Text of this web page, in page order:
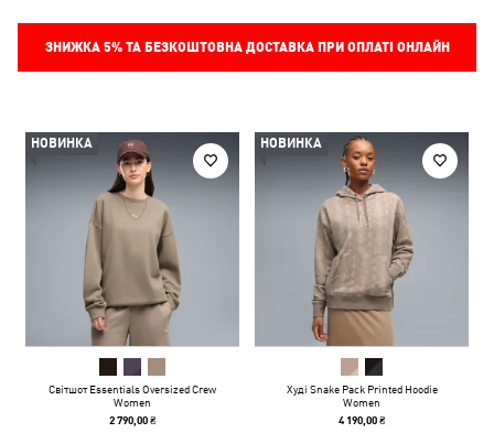
ЗНИЖКА 5%ТА БЕЗКОШТОВНА ДОСТАВКА ПРИ ОПЛАТІ ОНЛАЙН
НОВИНКА
Світшот Essentials Oversized Crew
Women
2 790,00 ₴
НОВИНКА
Худі Snake Pack Printed Hoodie
Women
4 190,00 ₴